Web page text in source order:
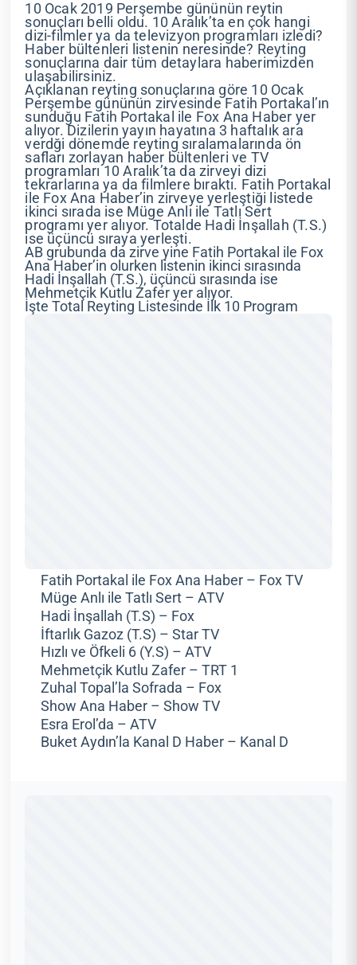
10 Ocak 2019 Perşembe gününün reytin
sonuçları belli oldu. 10 Aralık’ta en çok hangi
dizi-filmler ya da televizyon programları izledi?
Haber bültenleri listenin neresinde? Reyting
sonuçlarına dair tüm detaylara haberimizden
ulaşabilirsiniz.
Açıklanan reyting sonuçlarına göre 10 Ocak
Perşembe gününün zirvesinde Fatih Portakal’ın
sunduğu Fatih Portakal ile Fox Ana Haber yer
alıyor. Dizilerin yayın hayatına 3 haftalık ara
verdği dönemde reyting sıralamalarında ön
safları zorlayan haber bültenleri ve TV
programları 10 Aralık’ta da zirveyi dizi
tekrarlarına ya da filmlere bıraktı. Fatih Portakal
ile Fox Ana Haber’in zirveye yerleştiği listede
ikinci sırada ise Müge Anlı ile Tatlı Sert
programı yer alıyor. Totalde Hadi İnşallah (T.S.)
ise üçüncü sıraya yerleşti.
AB grubunda da zirve yine Fatih Portakal ile Fox
Ana Haber’in olurken listenin ikinci sırasında
Hadi İnşallah (T.S.), üçüncü sırasında ise
Mehmetçik Kutlu Zafer yer alıyor.
İşte Total Reyting Listesinde İlk 10 Program
Fatih Portakal ile Fox Ana Haber – Fox TV
Müge Anlı ile Tatlı Sert – ATV
Hadi İnşallah (T.S) – Fox
İftarlık Gazoz (T.S) – Star TV
Hızlı ve Öfkeli 6 (Y.S) – ATV
Mehmetçik Kutlu Zafer – TRT 1
Zuhal Topal’la Sofrada – Fox
Show Ana Haber – Show TV
Esra Erol’da – ATV
Buket Aydın’la Kanal D Haber – Kanal D